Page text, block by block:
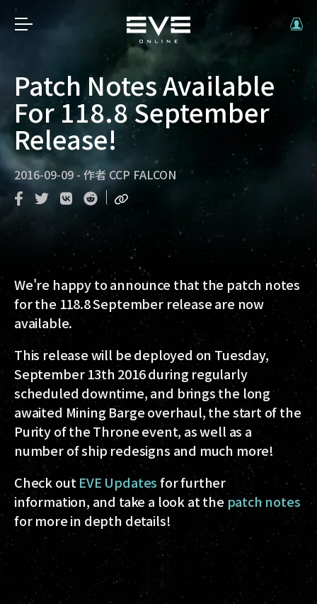
Patch Notes Available
For 118.8 September
Release!
2016-09-09 - 作者 CCP FALCON
We're happy to announce that the patch notes
for the 118.8 September release are now
available.
This release will be deployed on Tuesday,
September 13th 2016 during regularly
scheduled downtime, and brings the long
awaited Mining Barge overhaul, the start of the
Purity of the Throne event, as well as a
number of ship redesigns and much more!
Check out EVE Updatesfor further
information, and take a look at the patch notes
for more in depth details!